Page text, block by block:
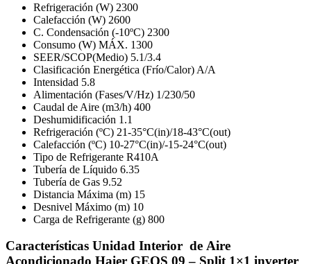
Refrigeración (W) 2300
Calefacción (W) 2600
C. Condensación (-10ºC) 2300
Consumo (W) MÁX. 1300
SEER/SCOP(Medio) 5.1/3.4
Clasificación Energética (Frío/Calor) A/A
Intensidad 5.8
Alimentación (Fases/V/Hz) 1/230/50
Caudal de Aire (m3/h) 400
Deshumidificación 1.1
Refrigeración (ºC) 21-35°C(in)/18-43°C(out)
Calefacción (ºC) 10-27°C(in)/-15-24°C(out)
Tipo de Refrigerante R410A
Tubería de Líquido 6.35
Tubería de Gas 9.52
Distancia Máxima (m) 15
Desnivel Máximo (m) 10
Carga de Refrigerante (g) 800
Características Unidad Interior de Aire